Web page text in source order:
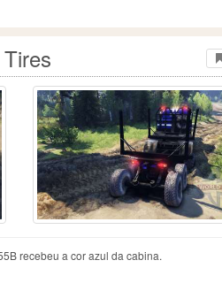
recebeu a cor azul da cabina.